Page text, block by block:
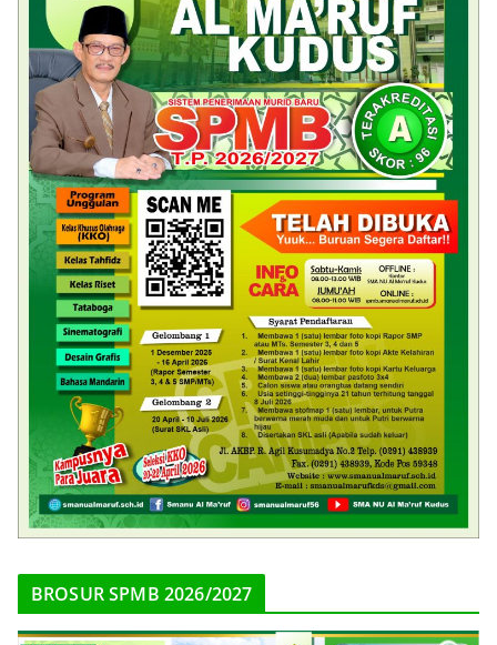
BROSUR SPMB 2026/2027